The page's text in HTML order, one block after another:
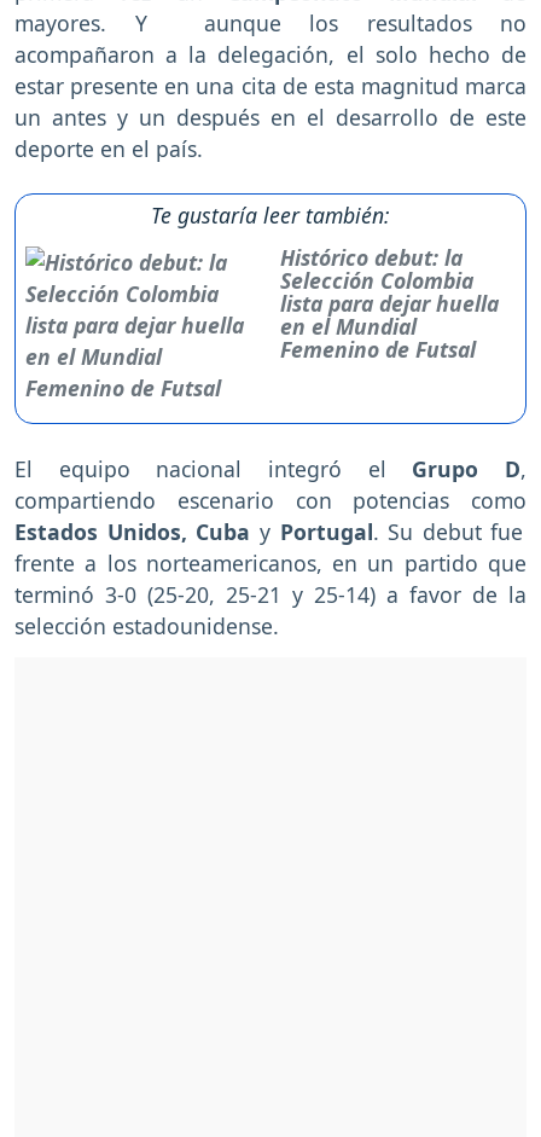
mayores. Y aunque los resultados no
acompañaron a la delegación, el solo hecho de
estar presente en una cita de esta magnitud marca
un antes y un después en el desarrollo de este
deporte en el país.
Te gustaría leer también:
Histórico debut: la
Selección Colombia
lista para dejar huella
en el Mundial
Femenino de Futsal
El equipo nacional integró el Grupo D,
compartiendo escenario con potencias como
Estados Unidos, Cuba yPortugal. Su debut fue
frente a los norteamericanos, en un partido que
terminó 3-0 (25-20, 25-21 y 25-14) a favor de la
selección estadounidense.